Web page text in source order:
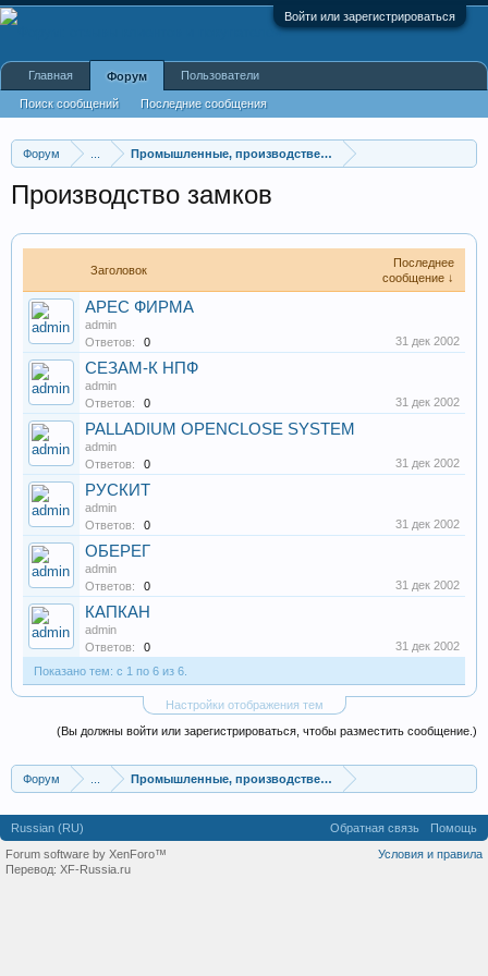
Войти или зарегистрироваться
Форум Промышленные, производственные и перерабатывающие
Производство замков
Заголовок
Последнее
сообщение ↓
АРЕС ФИРМА
admin
Ответов:
0 31 дек 2002
СЕЗАМ-К НПФ
admin
Ответов:
0 31 дек 2002
PALLADIUM OPENCLOSE SYSTEM
admin
Ответов:
0 31 дек 2002
РУСКИТ
admin
Ответов:
0 31 дек 2002
ОБЕРЕГ
admin
Ответов:
0 31 дек 2002
КАПКАН
admin
Ответов:
0
31 дек 2002
Показано тем: с 1 по 6 из 6.
Настройки отображения тем
(Вы должны войти или зарегистрироваться, чтобы разместить сообщение.)
Форум Промышленные, производственные и перерабатывающие
Главная Форум
Поиск сообщений Последние сообщения
Пользователи
Russian (RU) Обратная связь
Помощь
Условия и правила
Forum software by XenForo™
Перевод: XF-Russia.ru